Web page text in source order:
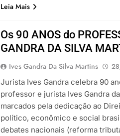
Leia Mais
Os 90 ANOS do
GANDRA DA SILVA
Ives Gandra Da Silva Martins
Jurista Ives Gandra celebra 90
professor e jurista Ives Gandra
marcados pela dedicação ao
político, econômico e social
debates nacionais (reforma